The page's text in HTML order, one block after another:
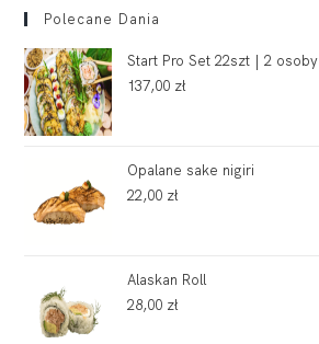
Polecane Dania
Start Pro Set 22szt | 2 osoby
137,00 zł
Opalane sake nigiri
22,00 zł
Alaskan Roll
28,00 zł